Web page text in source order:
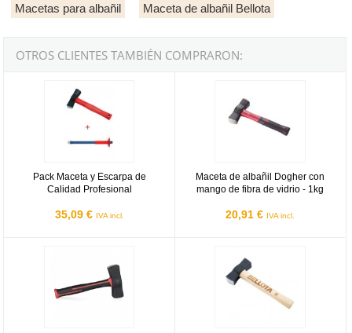
Macetas para albañil Maceta de albañil Bellota
OTROS CLIENTES TAMBIÉN COMPRARON:
Pack Maceta y Escarpa de
Calidad Profesional
35,09 € IVA incl.
Maceta de albañil Dogher con
mango de fibra de vidrio - 1kg
20,91 € IVA incl.